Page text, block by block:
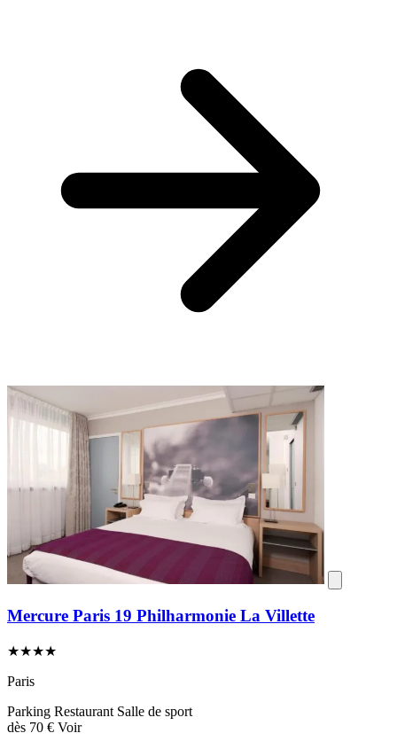
Mercure Paris 19 Philharmonie La Villette
★★★★
Paris
Parking Restaurant Salle de sport
dès 70 € Voir